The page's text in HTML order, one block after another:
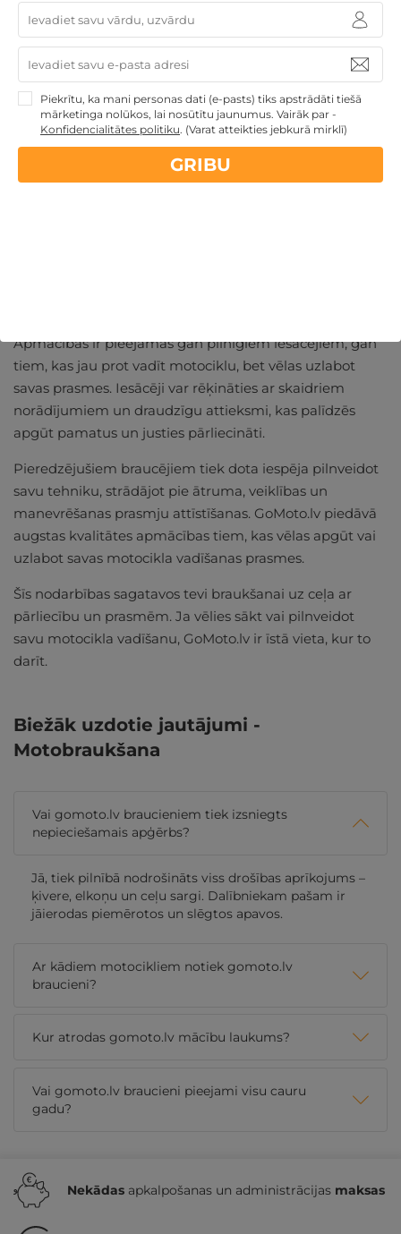
braukšanas pieredzi, kas sniedz arī patīkamu adrenalīna
devu.
Apmācības ir pieejamas gan pilnīgiem iesācējiem, gan
tiem, kas jau prot vadīt motociklu, bet vēlas uzlabot
savas prasmes. Iesācēji var rēķināties ar skaidriem
norādījumiem un draudzīgu attieksmi, kas palīdzēs
apgūt pamatus un justies pārliecināti.
Pieredzējušiem braucējiem tiek dota iespēja pilnveidot
savu tehniku, strādājot pie ātruma, veiklības un
manevrēšanas prasmju attīstīšanas. GoMoto.lv piedāvā
augstas kvalitātes apmācības tiem, kas vēlas apgūt vai
uzlabot savas motocikla vadīšanas prasmes.
Šīs nodarbības sagatavos tevi braukšanai uz ceļa ar
pārliecību un prasmēm. Ja vēlies sākt vai pilnveidot
savu motocikla vadīšanu, GoMoto.lv ir īstā vieta, kur to
darīt.
Biežāk uzdotie jautājumi -
Motobraukšana
Vai gomoto.lv braucieniem tiek izsniegts
nepieciešamais apģērbs?
Jā, tiek pilnībā nodrošināts viss drošības aprīkojums –
ķivere, elkoņu un ceļu sargi. Dalībniekam pašam ir
jāierodas piemērotos un slēgtos apavos.
Ar kādiem motocikliem notiek gomoto.lv
braucieni?
Kur atrodas gomoto.lv mācību laukums?
Vai gomoto.lv braucieni pieejami visu cauru
gadu?
Nekādas apkalpošanas un administrācijas maksas
Piekrītu, ka mani personas dati (e-pasts) tiks apstrādāti tiešā
mārketinga nolūkos, lai nosūtītu jaunumus. Vairāk par -
Konfidencialitātes politiku. (Varat atteikties jebkurā mirklī)
GRIBU